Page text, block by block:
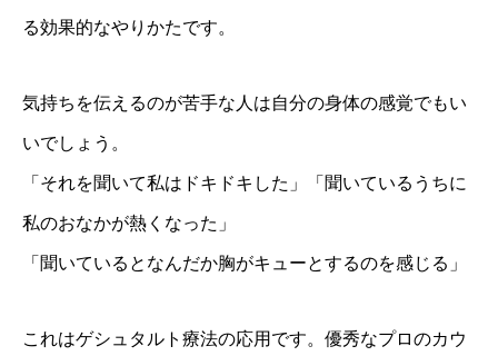
る効果的なやりかたです。
気持ちを伝えるのが苦手な人は自分の身体の感覚でもい
いでしょう。
「それを聞いて私はドキドキした」「聞いているうちに
私のおなかが熱くなった」
「聞いているとなんだか胸がキューとするのを感じる」
これはゲシュタルト療法の応用です。優秀なプロのカウ